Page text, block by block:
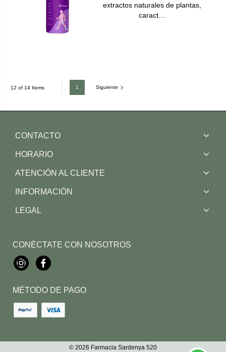
extractos naturales de plantas,
caract…
12 of 14 Items 1 Siguiente
CONTACTO
HORARIO
ATENCIÓN AL CLIENTE
INFORMACIÓN
LEGAL
CONÉCTATE CON NOSOTROS
InstagramFacebook
MÉTODO DE PAGO
© 2026 Farmacia Sardenya 520